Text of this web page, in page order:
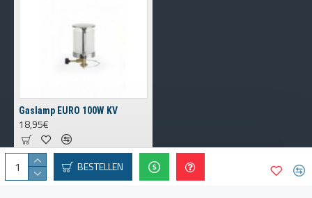
BESTELLEN
Gaslamp EURO 100W KV
18,95€